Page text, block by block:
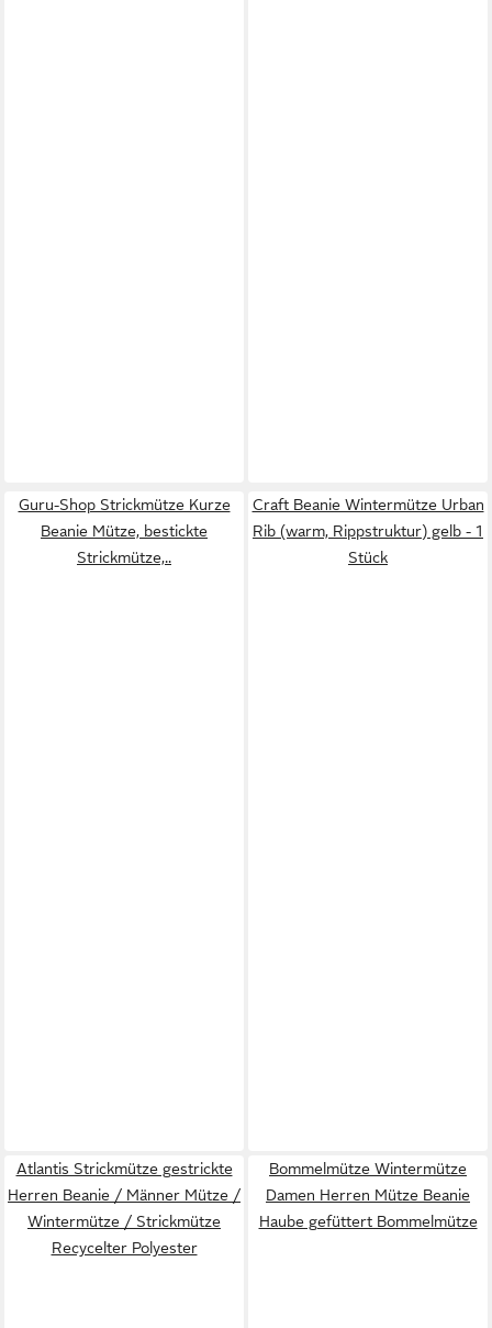
Guru-Shop Strickmütze Kurze
Beanie Mütze, bestickte
Strickmütze,..
Craft Beanie Wintermütze Urban
Rib (warm, Rippstruktur) gelb - 1
Stück
Atlantis Strickmütze gestrickte
Herren Beanie / Männer Mütze /
Wintermütze / Strickmütze
Recycelter Polyester
Bommelmütze Wintermütze
Damen Herren Mütze Beanie
Haube gefüttert Bommelmütze